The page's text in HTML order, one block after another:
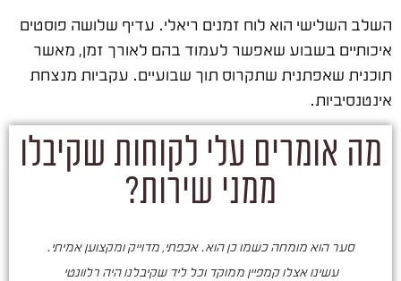
השלב השלישי הוא לוח זמנים ריאלי. עדיף שלושה פוסטים
איכותיים בשבוע שאפשר לעמוד בהם לאורך זמן, מאשר
תוכנית שאפתנית שתקרוס תוך שבועיים. עקביות מנצחת
אינטנסיביות.
מה אומרים עלי לקוחות שקיבלו
ממני שירות?
סער הוא מומחה כשמו כן הוא. אכפתי, מדוייק ומקצוען אמיתי.
עשינו אצלו קמפיין ממוקד וכל ליד שקיבלנו היה רלוונטי